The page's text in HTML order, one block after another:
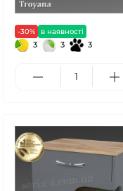
-30% в наявності
3 3 3